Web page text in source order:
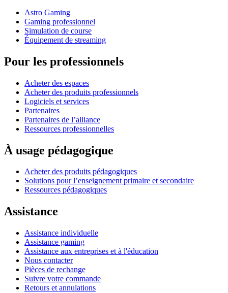
Astro Gaming
Gaming professionnel
Simulation de course
Équipement de streaming
Pour les professionnels
Acheter des espaces
Acheter des produits professionnels
Logiciels et services
Partenaires
Partenaires de l’alliance
Ressources professionnelles
À usage pédagogique
Acheter des produits pédagogiques
Solutions pour l’enseignement primaire et secondaire
Ressources pédagogiques
Assistance
Assistance individuelle
Assistance gaming
Assistance aux entreprises et à l'éducation
Nous contacter
Pièces de rechange
Suivre votre commande
Retours et annulations